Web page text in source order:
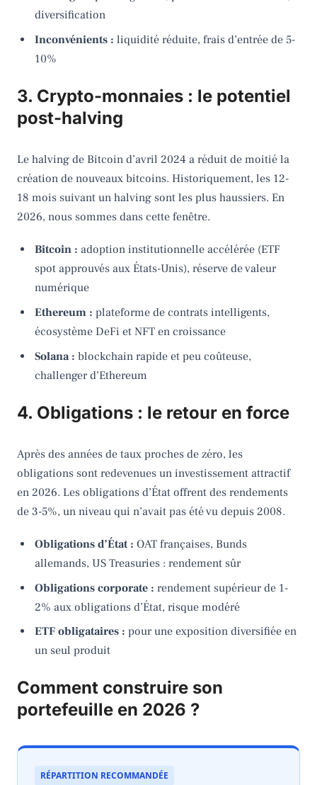
diversification
Inconvénients : liquidité réduite, frais d’entrée de 5-
10%
3. Crypto-monnaies : le potentiel
post-halving
Le halving de Bitcoin d’avril 2024 a réduit de moitié la
création de nouveaux bitcoins. Historiquement, les 12-
18 mois suivant un halving sont les plus haussiers. En
2026, nous sommes dans cette fenêtre.
Bitcoin : adoption institutionnelle accélérée (ETF
spot approuvés aux États-Unis), réserve de valeur
numérique
Ethereum : plateforme de contrats intelligents,
écosystème DeFi et NFT en croissance
Solana : blockchain rapide et peu coûteuse,
challenger d’Ethereum
4. Obligations : le retour en force
Après des années de taux proches de zéro, les
obligations sont redevenues un investissement attractif
en 2026. Les obligations d’État offrent des rendements
de 3-5%, un niveau qui n’avait pas été vu depuis 2008.
Obligations d’État : OAT françaises, Bunds
allemands, US Treasuries : rendement sûr
Obligations corporate : rendement supérieur de 1-
2% aux obligations d’État, risque modéré
ETF obligataires : pour une exposition diversifiée en
un seul produit
Comment construire son
portefeuille en 2026 ?
RÉPARTITION RECOMMANDÉE